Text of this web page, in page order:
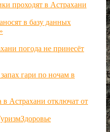
проходят в Астрахани
в базу данных
погода не принесёт
гари по ночам в
Астрахани отключат от
Здоровье